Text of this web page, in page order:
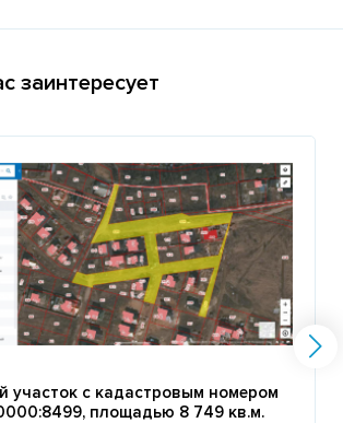
заинтересует
участок с кадастровым номером
площадью 8 749 кв.м.